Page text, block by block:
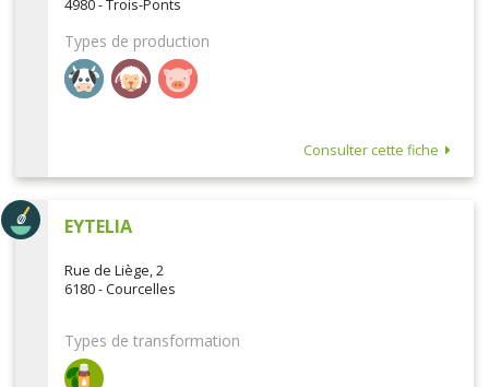
4980 - Trois-Ponts
Types de production
Consulter cette fiche
EYTELIA
Rue de Liège, 2
6180 - Courcelles
Types de transformation